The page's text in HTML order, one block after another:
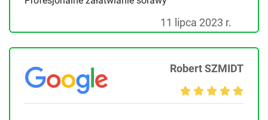
11 lipca 2023 r.
Robert SZMIDT